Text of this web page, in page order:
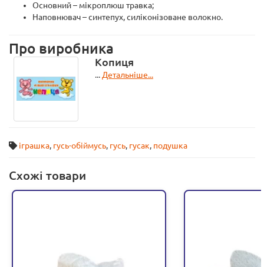
Основний – мікроплюш травка;
Наповнювач – синтепух, силіконізоване волокно.
Про виробника
Копиця
... Детальніше...
іграшка, гусь-обіймусь, гусь, гусак, подушка
Схожі товари